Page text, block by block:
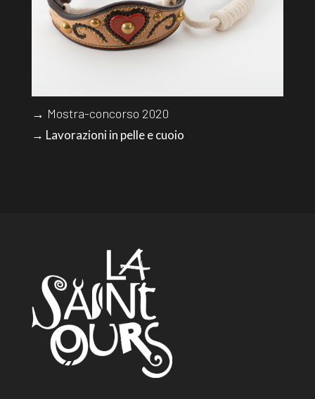
→ Mostra-concorso 2020
→ Lavorazioni in pelle e cuoio